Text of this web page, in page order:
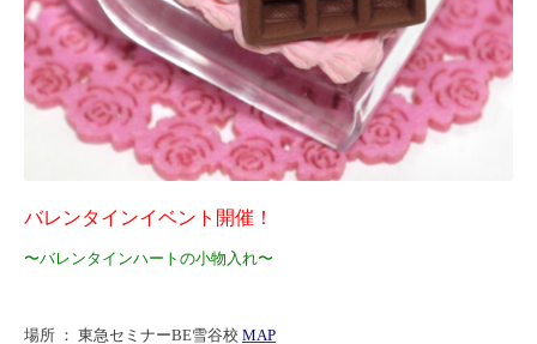
バレンタインイベント開催！
〜バレンタインハートの小物入れ〜
場所 ： 東急セミナーBE雪谷校 MAP